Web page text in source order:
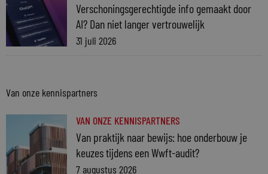
Verschoningsgerechtigde info gemaakt door
AI? Dan niet langer vertrouwelijk
31 juli 2026
Van onze kennispartners
VAN ONZE KENNISPARTNERS
Van praktijk naar bewijs: hoe onderbouw je
keuzes tijdens een Wwft-audit?
7 augustus 2026